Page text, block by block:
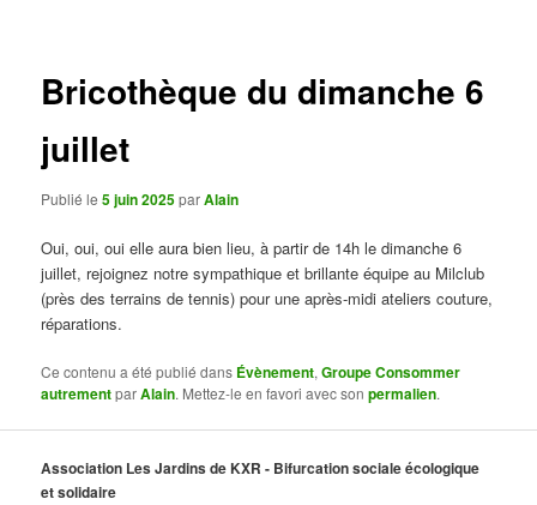
Bricothèque du dimanche 6
juillet
Publié le5 juin 2025parAlain
Oui, oui, oui elle aura bien lieu, à partir de 14h le dimanche 6
juillet, rejoignez notre sympathique et brillante équipe au Milclub
(près des terrains de tennis) pour une après-midi ateliers couture,
réparations.
Ce contenu a été publié dans Évènement,Groupe Consommer
autrementparAlain. Mettez-le en favori avec sonpermalien.
Association Les Jardins de KXR - Bifurcation sociale écologique
et solidaire